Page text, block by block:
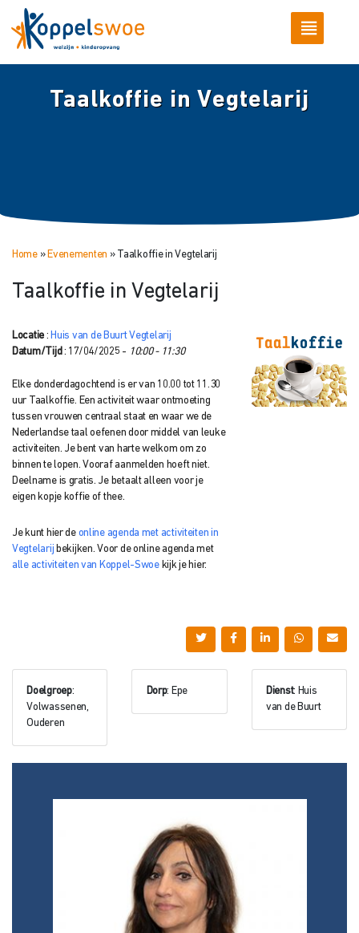
Taalkoffie in Vegtelarij
Home» Evenementen » Taalkoffie in Vegtelarij
Taalkoffie in Vegtelarij
Locatie : Huis van de Buurt Vegtelarij
Datum/Tijd : 17/04/2025 - 10:00 - 11:30
Elke donderdagochtend is er van 10.00 tot 11.30
uur Taalkoffie. Een activiteit waar ontmoeting
tussen vrouwen centraal staat en waar we de
Nederlandse taal oefenen door middel van leuke
activiteiten. Je bent van harte welkom om zo
binnen te lopen. Vooraf aanmelden hoeft niet.
Deelname is gratis. Je betaalt alleen voor je
eigen kopje koffie of thee.
Je kunt hier de online agenda met activiteiten in
Vegtelarij bekijken. Voor de online agenda met
alle activiteiten van Koppel-Swoekijk je hier.
Doelgroep:
Volwassenen,
Ouderen
Dorp: Epe Dienst: Huis
van de Buurt